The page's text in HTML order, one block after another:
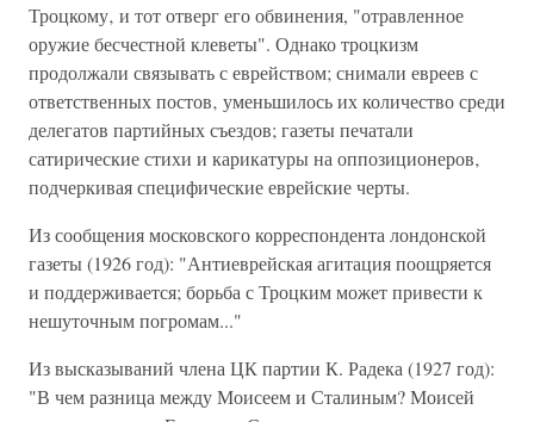
Троцкому‚ и тот отверг его обвинения, "отравленное
оружие бесчестной клеветы". Однако троцкизм
продолжали связывать с еврейством; снимали евреев с
ответственных постов‚ уменьшилось их количество среди
делегатов партийных съездов; газеты печатали
сатирические стихи и карикатуры на оппозиционеров‚
подчеркивая специфические еврейские черты.
Из сообщения московского корреспондента лондонской
газеты (1926 год): "Антиеврейская агитация поощряется
и поддерживается; борьба с Троцким может привести к
нешуточным погромам..."
Из высказываний члена ЦК партии К. Радека (1927 год):
"В чем разница между Моисеем и Сталиным? Моисей